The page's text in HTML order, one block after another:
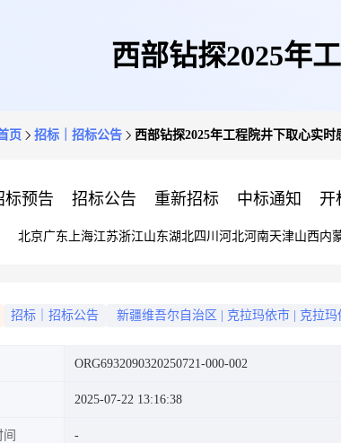
西部钻探2025年
页 招标｜招标公告 西部钻探2025年工程院井下取心实时
标预告 招标公告 重新招标 中标通知 开
北京广东 上海江苏浙江山东湖北四川 河北河南天津山西内
招标｜招标公告 新疆维吾尔自治区 克拉玛依市 克拉玛
ORG6932090320250721-000-002
2025-07-22 13:16:38